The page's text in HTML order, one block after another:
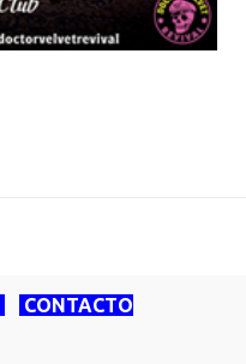
CONTACTO